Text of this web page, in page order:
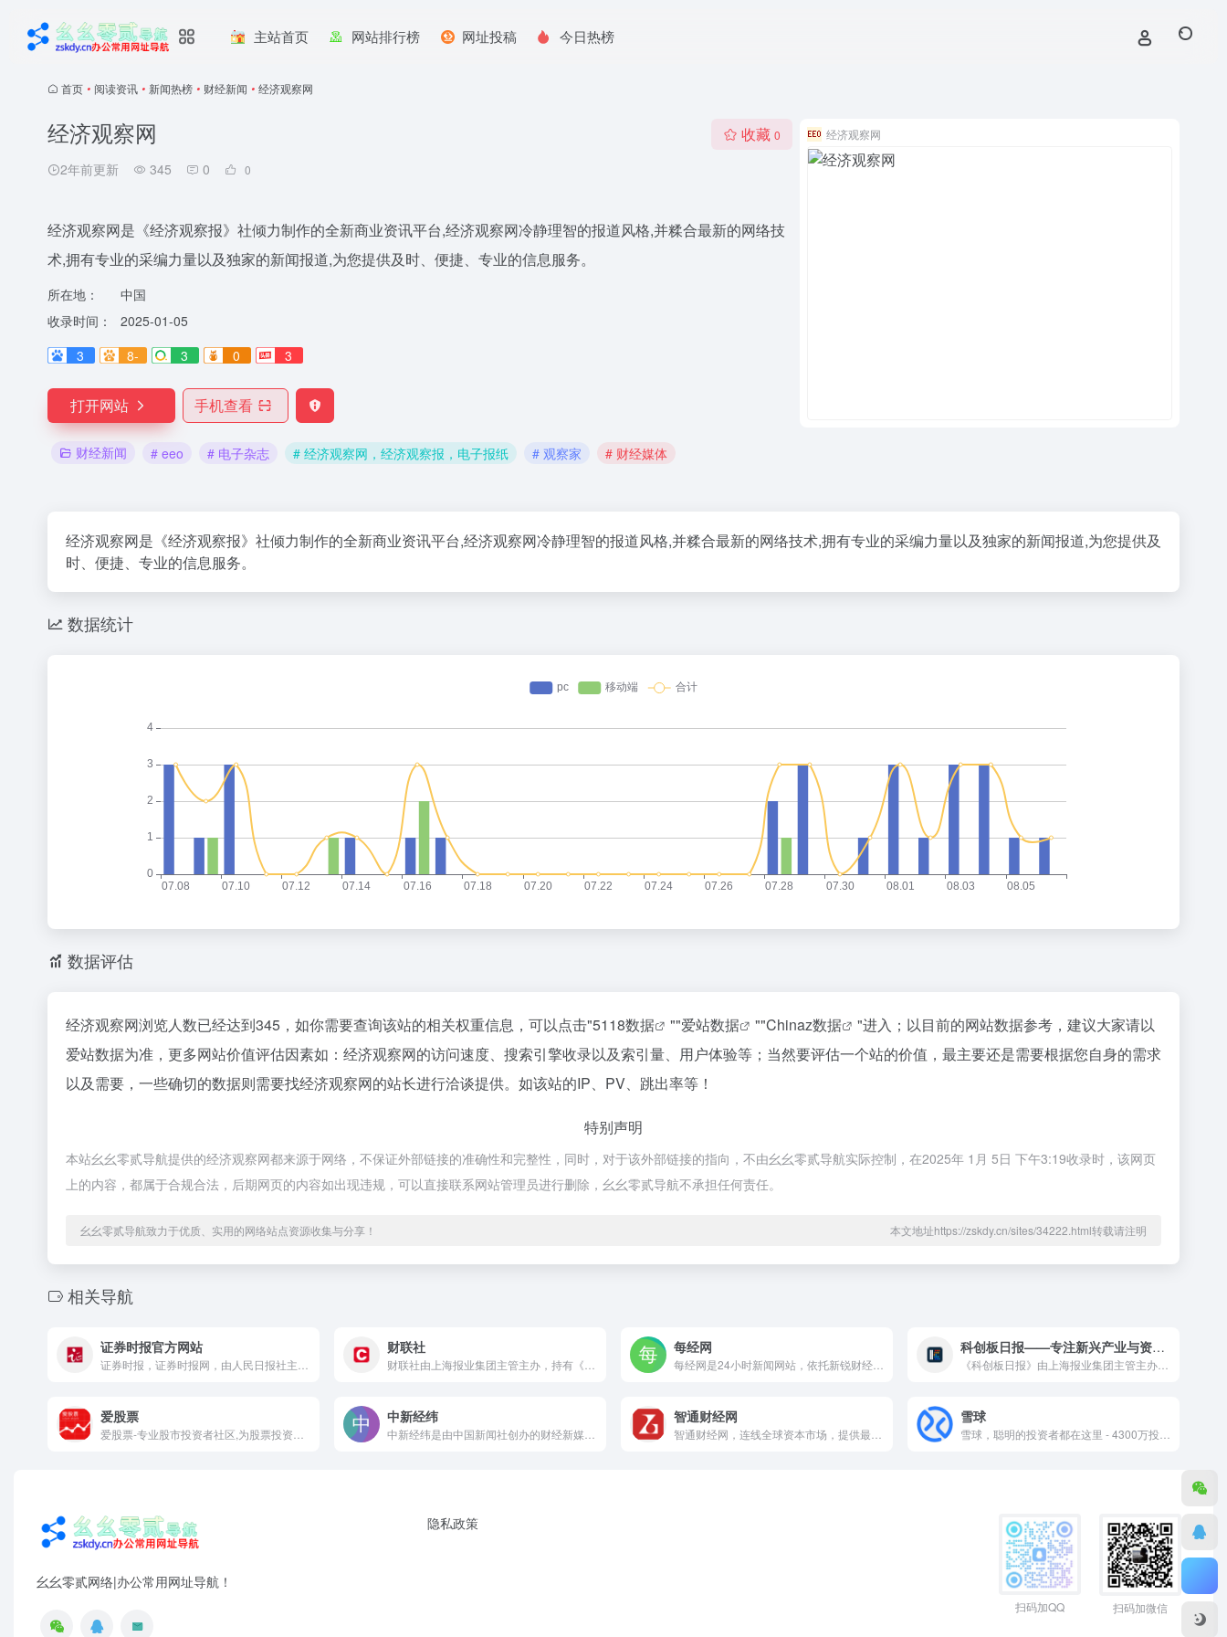
主站首页 网站排行榜 网址投稿 今日热榜
首页 • 阅读资讯 • 新闻热榜 • 财经新闻 • 经济观察网
经济观察网
2年前更新 345 0 0
收藏 0
经济观察网是《经济观察报》社倾力制作的全新商业资讯平台,经济观察网冷静理智的报道风格,并糅合最新的网络技
术,拥有专业的采编力量以及独家的新闻报道,为您提供及时、便捷、专业的信息服务。
所在地：
中国
收录时间：
2025-01-05
3
8- 3 0 3
打开网站 手机查看
财经新闻 # eeo # 电子杂志 # 经济观察网，经济观察报，电子报纸 # 观察家 # 财经媒体
经济观察网
经济观察网是《经济观察报》社倾力制作的全新商业资讯平台,经济观察网冷静理智的报道风格,并糅合最新的网络技术,拥有专业的采编力量以及独家的新闻报道,为您提供及
时、便捷、专业的信息服务。
数据统计
数据评估
经济观察网浏览人数已经达到345，如你需要查询该站的相关权重信息，可以点击"5118数据 ""爱站数据 ""Chinaz数据
"进入；以目前的网站数据参考，建议大家请以
爱站数据为准，更多网站价值评估因素如：经济观察网的访问速度、搜索引擎收录以及索引量、用户体验等；当然要评估一个站的价值，最主要还是需要根据您自身的需求
以及需要，一些确切的数据则需要找经济观察网的站长进行洽谈提供。如该站的IP、PV、跳出率等！
特别声明
本站幺幺零贰导航提供的经济观察网都来源于网络，不保证外部链接的准确性和完整性，同时，对于该外部链接的指向，不由幺幺零贰导航实际控制，在2025年 1月 5日 下午3:19收录时，该网页
上的内容，都属于合规合法，后期网页的内容如出现违规，可以直接联系网站管理员进行删除，幺幺零贰导航不承担任何责任。
幺幺零贰导航致力于优质、实用的网络站点资源收集与分享！ 本文地址https://zskdy.cn/sites/34222.html转载请注明
相关导航
证券时报官方网站 财联社 每经网 科创板日报——专注新兴产业与资本的权威媒体
爱股票 中新经纬 智通财经网 雪球
幺幺零贰网络|办公常用网址导航！
隐私政策
扫码加QQ 扫码加微信